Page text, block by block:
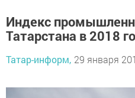
Индекс
Татарстана в 2018
Татар-информ, 29 января